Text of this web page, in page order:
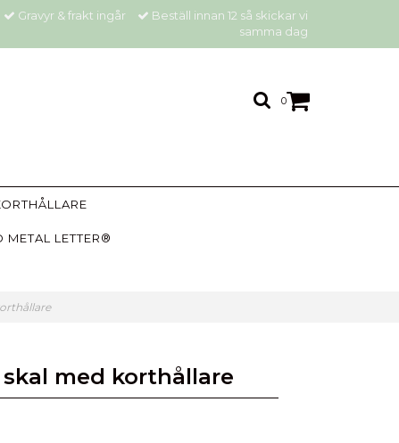
Gravyr & frakt ingår
Beställ innan 12 så skickar vi
samma dag
0
METAL LETTER®
med korthållare